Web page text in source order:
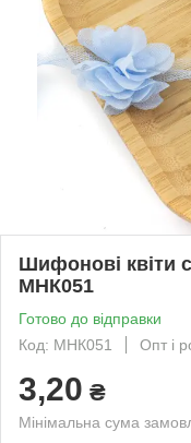
Шифонові квіти
MHК051
Готово до відправки
Код: MHК051
Опт і
3,20 ₴
Мінімальна сума